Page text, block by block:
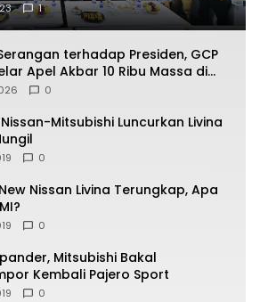
1
terhadap Presiden, GCP
Apel Akbar 10 Ribu Massa di
0
Mitsubishi Luncurkan Livina
0
Nissan Livina Terungkap, Apa
0
Mitsubishi Bakal
Kembali Pajero Sport
0